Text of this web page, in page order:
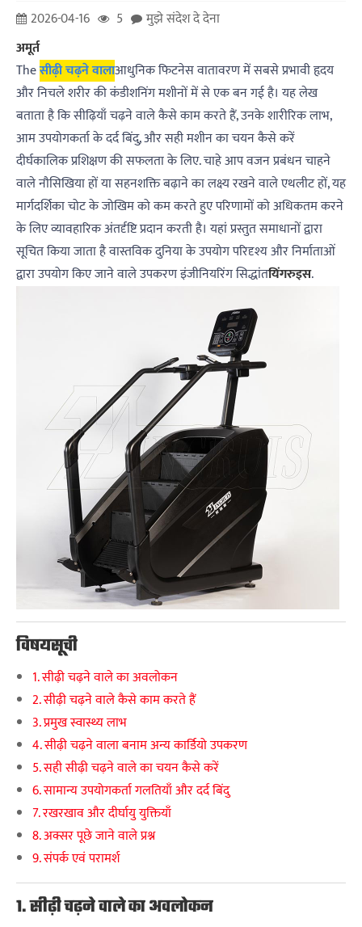
2026-04-16 5
मुझे संदेश दे देना
अमूर्त
Theसीढ़ी चढ़ने वालाआधुनिक फिटनेस वातावरण में सबसे प्रभावी हृदय
और निचले शरीर की कंडीशनिंग मशीनों में से एक बन गई है। यह लेख
बताता है कि सीढ़ियाँ चढ़ने वाले कैसे काम करते हैं, उनके शारीरिक लाभ,
आम उपयोगकर्ता के दर्द बिंदु, और सही मशीन का चयन कैसे करें
दीर्घकालिक प्रशिक्षण की सफलता के लिए. चाहे आप वजन प्रबंधन चाहने
वाले नौसिखिया हों या सहनशक्ति बढ़ाने का लक्ष्य रखने वाले एथलीट हों, यह
मार्गदर्शिका चोट के जोखिम को कम करते हुए परिणामों को अधिकतम करने
के लिए व्यावहारिक अंतर्दृष्टि प्रदान करती है। यहां प्रस्तुत समाधानों द्वारा
सूचित किया जाता है वास्तविक दुनिया के उपयोग परिदृश्य और निर्माताओं
द्वारा उपयोग किए जाने वाले उपकरण इंजीनियरिंग सिद्धांतयिंगरुइस.
विषयसूची
1. सीढ़ी चढ़ने वाले का अवलोकन
2. सीढ़ी चढ़ने वाले कैसे काम करते हैं
3. प्रमुख स्वास्थ्य लाभ
4. सीढ़ी चढ़ने वाला बनाम अन्य कार्डियो उपकरण
5. सही सीढ़ी चढ़ने वाले का चयन कैसे करें
6. सामान्य उपयोगकर्ता गलतियाँ और दर्द बिंदु
7. रखरखाव और दीर्घायु युक्तियाँ
8. अक्सर पूछे जाने वाले प्रश्न
9. संपर्क एवं परामर्श
1. सीढ़ी चढ़ने वाले का अवलोकन